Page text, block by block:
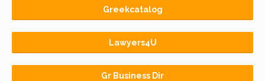
Greekcatalog
Lawyers4U
Gr Business Dir